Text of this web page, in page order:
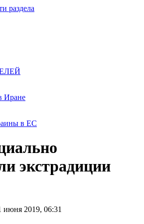
раздела
Иране
в ЕС
экстрадиции
июня 2019, 06:31